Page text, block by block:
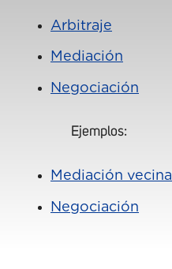
Arbitraje
Mediación
Negociación
Ejemplos:
Mediación
Negociación